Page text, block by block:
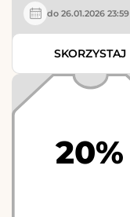
do 26.01.2026 23:59
SKORZYSTAJ
20%